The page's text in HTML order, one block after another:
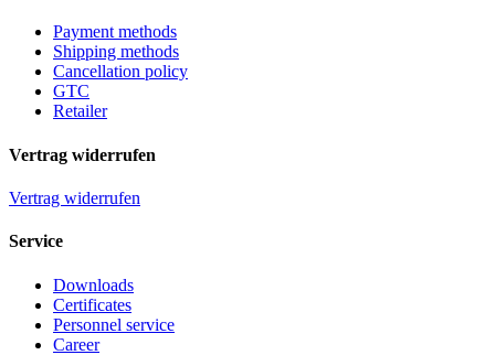
Payment methods
Shipping methods
Cancellation policy
GTC
Retailer
Vertrag widerrufen
Vertrag widerrufen
Service
Downloads
Certificates
Personnel service
Career